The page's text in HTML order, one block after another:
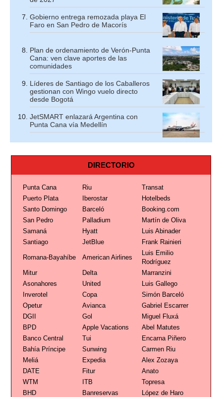
Gobierno entrega remozada playa El
Faro en San Pedro de Macorís
Plan de ordenamiento de Verón-Punta
Cana: ven clave aportes de las
comunidades
Líderes de Santiago de los Caballeros
gestionan con Wingo vuelo directo
desde Bogotá
JetSMART enlazará Argentina con
Punta Cana vía Medellín
DIRECTORIO
Punta Cana Riu
Transat
Puerto Plata
Iberostar
Hotelbeds
Santo Domingo
Barceló
Booking.com
San Pedro
Palladium
Martín de Oliva
Samaná
Hyatt
Luis Abinader
Santiago
JetBlue Frank Rainieri
Romana-Bayahíbe American Airlines
Luis Emilio
Rodríguez
Mitur
Delta
Marranzini
Asonahores
United
Luis Gallego
Inverotel
Copa
Simón Barceló
Opetur
Avianca
Gabriel Escarrer
DGII
Gol
Miguel Fluxá
BPD
Apple Vacations
Abel Matutes
Banco Central
Tui
Encarna Piñero
Bahía Príncipe
Sunwing
Carmen Riu
Meliá
Expedia
Alex Zozaya
DATE
Fitur
Anato
WTM
ITB
Topresa
BHD
Banreservas López de Haro